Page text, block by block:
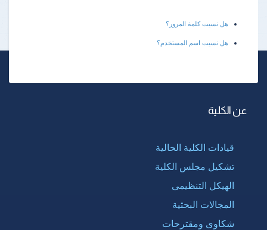
هل نسيت كلمة المرور؟
هل نسيت اسم المستخدم؟
عن الكلية
قيادات الكلية الحالية
تشكيل مجلس الكلية
الهيكل التنظيمى
المجالات البحثية
شكاوى ومقترحات